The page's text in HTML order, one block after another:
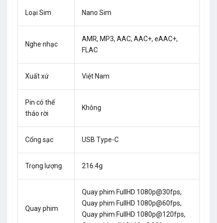
Loại Sim Nano Sim
Nghe nhạc
AMR, MP3, AAC, AAC+, eAAC+,
FLAC
Xuất xứ Việt Nam
Pin có thể
tháo rời
Không
Cổng sạc USB Type-C
Trọng lượng 216.4g
Quay phim
Quay phim FullHD 1080p@30fps,
Quay phim FullHD 1080p@60fps,
Quay phim FullHD 1080p@120fps,